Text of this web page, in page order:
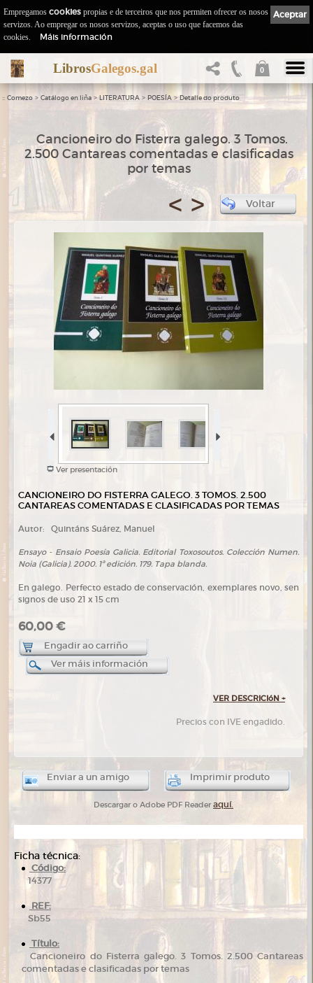
LibrosGalegos.gal 0
:: Comezo > Catálogo en liña > LITERATURA > POESÍA > Detalle do produto
Cancioneiro do Fisterra galego. 3 Tomos.
2.500 Cantareas comentadas e clasificadas
por temas
< > Voltar
Ver presentación
CANCIONEIRO DO FISTERRA GALEGO. 3 TOMOS. 2.500
CANTAREAS COMENTADAS E CLASIFICADAS POR TEMAS
Autor: Quintáns Suárez, Manuel
Ensayo - Ensaio Poesía Galicia. Editorial Toxosoutos. Colección Numen.
Noia (Galicia). 2000. 1ª edición. 179. Tapa blanda.
En galego. Perfecto estado de conservación, exemplares novo, sen
signos de uso 21 x 15 cm
60,00 €
Engadir ao carriño
Ver máis información
VER DESCRICIóN +
Precios con IVE engadido.
Enviar a un amigo Imprimir produto
Descargar o Adobe PDF Readeraquí.
Ficha técnica:
Código:
14377
REF:
Sb55
Título:
Cancioneiro do Fisterra galego. 3 Tomos. 2.500 Cantareas
comentadas e clasificadas por temas
Aceptar
Empregamos cookies propias e de terceiros que nos permiten ofrecer os nosos
servizos. Ao empregar os nosos servizos, aceptas o uso que facemos das
cookies.
Máis información